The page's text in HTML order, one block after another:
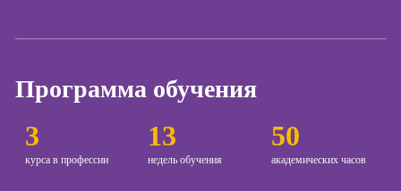
таргетированной
3
курса в профессии
13
недель обучения
50
академических часов
Программа обучения